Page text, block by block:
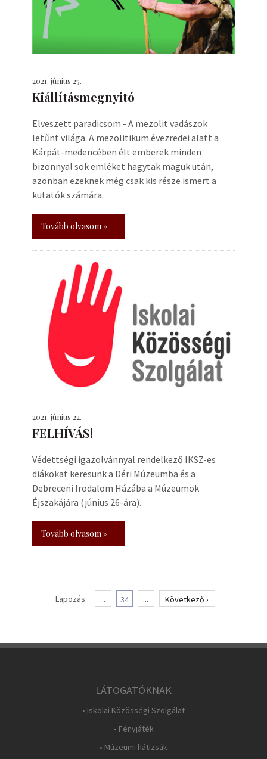
2021. június 25.
Kiállításmegnyitó
Elveszett paradicsom - A mezolit vadászok
letűnt világa. A mezolitikum évezredei alatt a
Kárpát-medencében élt emberek minden
bizonnyal sok emléket hagytak maguk után,
azonban ezeknek még csak kis része ismert a
kutatók számára.
Tovább olvasom »
2021. június 22.
FELHÍVÁS!
Védettségi igazolvánnyal rendelkező IKSZ-es
diákokat keresünk a Déri Múzeumba és a
Debreceni Irodalom Házába a Múzeumok
Éjszakájára (június 26-ára).
Tovább olvasom »
Lapozás: ... 34 ... Következő ›
LÁTOGATÓKNAK
• Iskolai Közösségi Szolgálat
• Fényjáték
• Múzeumi hátizsák